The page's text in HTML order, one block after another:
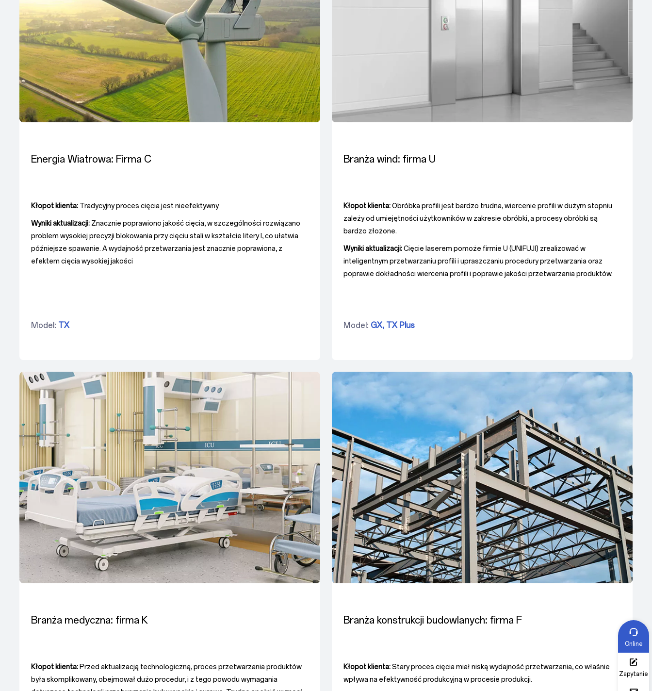
Energia Wiatrowa: Firma C
Kłopot klienta: Tradycyjny proces cięcia jest nieefektywny
Wyniki aktualizacji: Znacznie poprawiono jakość cięcia, w szczególności rozwiązano
problem wysokiej precyzji blokowania przy cięciu stali w kształcie litery I, co ułatwia
późniejsze spawanie. A wydajność przetwarzania jest znacznie poprawiona, z
efektem cięcia wysokiej jakości
Model: TX
Branża wind: firma U
Kłopot klienta:Obróbka profili jest bardzo trudna, wiercenie profili w dużym stopniu
zależy od umiejętności użytkowników w zakresie obróbki, a procesy obróbki są
bardzo złożone.
Wyniki aktualizacji:Cięcie laserem pomoże firmie U (UNIFUJI) zrealizować w
inteligentnym przetwarzaniu profili i upraszczaniu procedury przetwarzania oraz
poprawie dokładności wiercenia profili i poprawie jakości przetwarzania produktów.
Model: GX, TX Plus
Branża medyczna: firma K
Kłopot klienta:Przed aktualizacją technologiczną, proces przetwarzania produktów
była skomplikowany, obejmował dużo procedur, i z tego powodu wymagania
Branża konstrukcji budowlanych: firma F
Kłopot klienta:Stary proces cięcia miał niską wydajność przetwarzania, co właśnie
wpływa na efektywność produkcyjną w procesie produkcji.
Online
Zapytanie